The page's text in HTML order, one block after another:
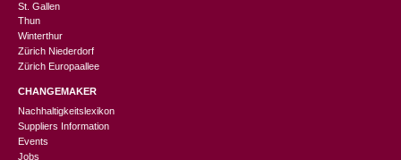
St. Gallen
Thun
Winterthur
Zürich Niederdorf
Zürich Europaallee
CHANGEMAKER
Nachhaltigkeitslexikon
Suppliers Information
Events
Jobs